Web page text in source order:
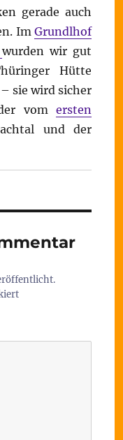
gerade auch
ImGrundlhof
wurden wir gut
Hütte
sie wird sicher
vomersten
und der